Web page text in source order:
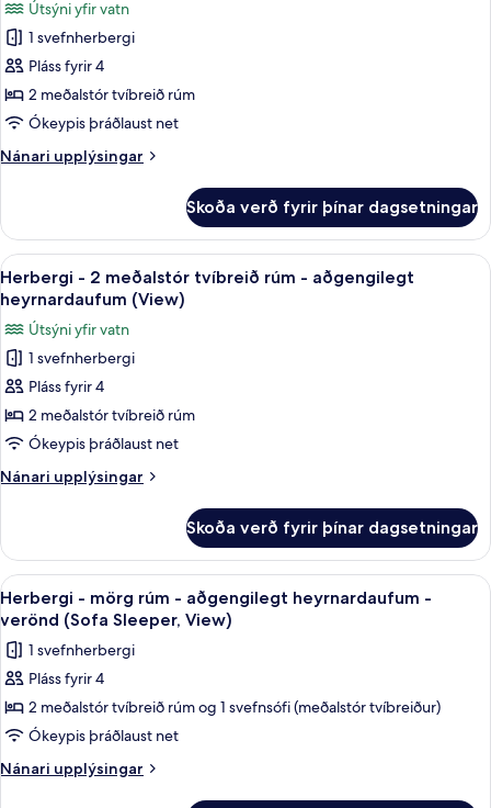
Shower)
-
aðgengilegt
heyrnardaufum
(View,
Roll-
Shower)
fyrir
Herbergi
-
2
meðalstór
tvíbreið
rúm
aðgengilegt
heyrnardaufum
(View,
Tub)
Útsýni yfir vatn
1 svefnherbergi
Pláss fyrir 4
2 meðalstór tvíbreið rúm
Ókeypis þráðlaust net
Nánari upplýsingar
Nánari
-
meðalstór
tvíbreið
rúm
-
aðgengilegt
heyrnardaufum
(View,
Tub)
Skoða verð fyrir þínar dagsetningar
Skoða
allar
myndir
fyrir
Herbergi
-
2
meðalstór
tvíbreið
rúm
aðgengilegt
heyrnardaufum
(View)
Rúmföt af bestu gerð, öryggishólf í
5
Herbergi - 2 meðalstór tvíbreið rúm - aðgengilegt
heyrnardaufum (View)
Útsýni yfir vatn
1 svefnherbergi
Pláss fyrir 4
2 meðalstór tvíbreið rúm
Ókeypis þráðlaust net
Nánari upplýsingar
Nánari
-
meðalstór
tvíbreið
aðgengilegt
heyrnardaufum
(View)
Skoða verð fyrir þínar dagsetningar
Skoða
allar
myndir
fyrir
Herbergi
-
mörg
rúm
Rúmföt af bestu gerð, öryggishólf í
4
Herbergi - mörg rúm - aðgengilegt heyrnardaufum -
verönd (Sofa Sleeper, View)
1 svefnherbergi
Pláss fyrir 4
2 meðalstór tvíbreið rúm og 1 svefnsófi (meðalstór tvíbreiður)
Ókeypis þráðlaust net
Nánari upplýsingar
Nánari